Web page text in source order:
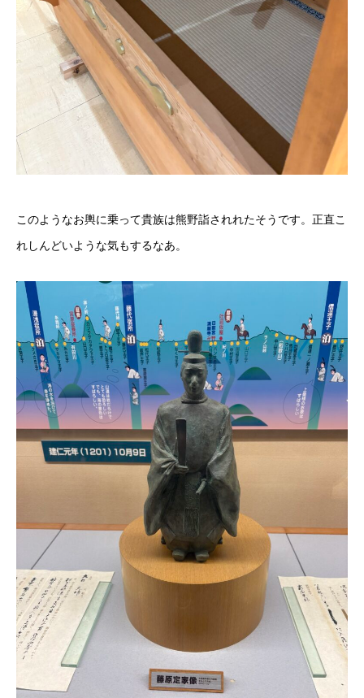
このようなお輿に乗って貴族は熊野詣されれたそうです。正直こ
れしんどいような気もするなあ。